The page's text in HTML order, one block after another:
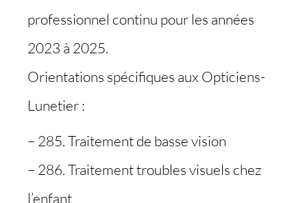
professionnel continu pour les années
2023 à 2025.
Orientations spécifiques aux Opticiens-
Lunetier :
– 285. Traitement de basse vision
– 286. Traitement troubles visuels chez
l’enfant